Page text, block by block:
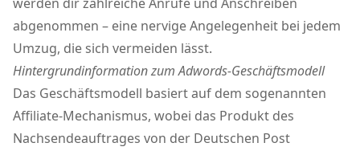
werden dir zahlreiche Anrufe und Anschreiben
abgenommen – eine nervige Angelegenheit bei jedem
Umzug, die sich vermeiden lässt.
Hintergrundinformation zum Adwords-Geschäftsmodell
Das Geschäftsmodell basiert auf dem sogenannten
Affiliate-Mechanismus, wobei das Produkt des
Nachsendeauftrages von der Deutschen Post